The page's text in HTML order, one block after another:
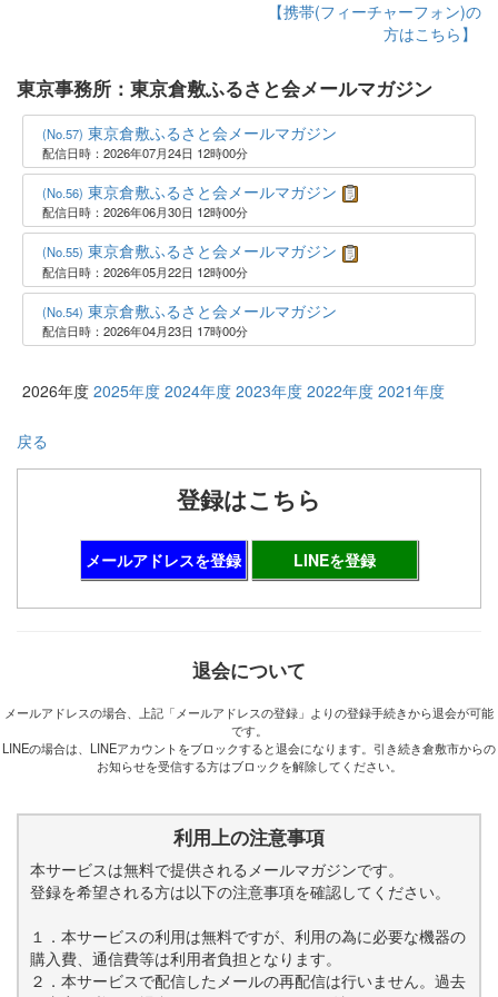
【携帯(フィーチャーフォン)の
方はこちら】
東京事務所：東京倉敷ふるさと会メールマガジン
(No.57) 東京倉敷ふるさと会メールマガジン
配信日時：2026年07月24日 12時00分
(No.56) 東京倉敷ふるさと会メールマガジン
配信日時：2026年06月30日 12時00分
(No.55) 東京倉敷ふるさと会メールマガジン
配信日時：2026年05月22日 12時00分
(No.54) 東京倉敷ふるさと会メールマガジン
配信日時：2026年04月23日 17時00分
2026年度 2025年度 2024年度 2023年度 2022年度 2021年度
戻る
登録はこちら
メールアドレスを登録 LINEを登録
退会について
メールアドレスの場合、上記「メールアドレスの登録」よりの登録手続きから退会が可能
です。
LINEの場合は、LINEアカウントをブロックすると退会になります。引き続き倉敷市からの
お知らせを受信する方はブロックを解除してください。
利用上の注意事項
本サービスは無料で提供されるメールマガジンです。
登録を希望される方は以下の注意事項を確認してください。
１．本サービスの利用は無料ですが、利用の為に必要な機器の
購入費、通信費等は利用者負担となります。
２．本サービスで配信したメールの再配信は行いません。過去